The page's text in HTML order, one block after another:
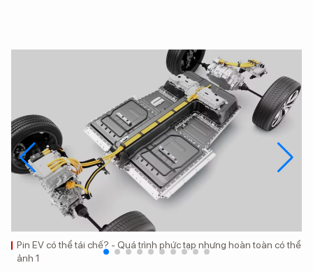
Pin EV có thể tái chế? - Quá trình phức tạp nhưng hoàn toàn có thể
ảnh 1